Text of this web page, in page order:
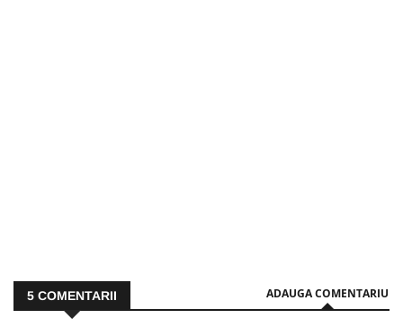
5 COMENTARII ADAUGA COMENTARIU